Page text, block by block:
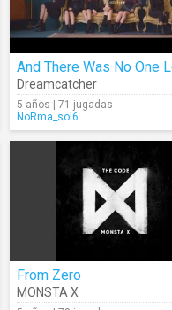
Dreamcatcher
5 años | 71 jugadas
NoRma_sol6
From Zero
MONSTA X